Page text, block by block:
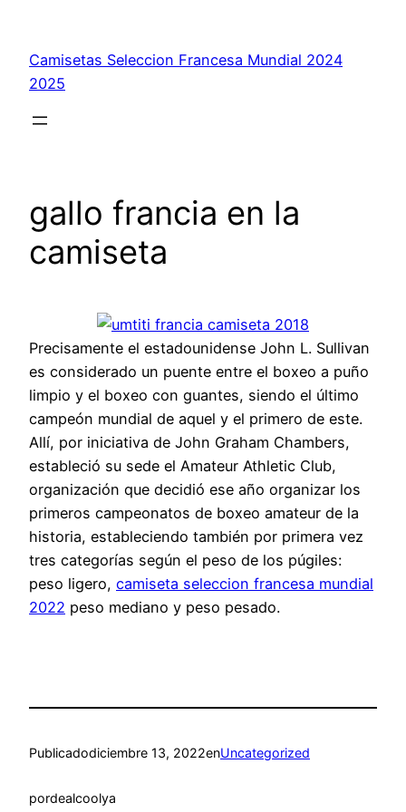
contenido
Camisetas Seleccion Francesa Mundial 2024
2025
gallo francia en la
camiseta
Precisamente el estadounidense John L. Sullivan
es considerado un puente entre el boxeo a puño
limpio y el boxeo con guantes, siendo el último
campeón mundial de aquel y el primero de este.
Allí, por iniciativa de John Graham Chambers,
estableció su sede el Amateur Athletic Club,
organización que decidió ese año organizar los
primeros campeonatos de boxeo amateur de la
historia, estableciendo también por primera vez
tres categorías según el peso de los púgiles:
peso ligero, camiseta seleccion francesa mundial
2022 peso mediano y peso pesado.
Publicadodiciembre 13, 2022enUncategorized
pordealcoolya